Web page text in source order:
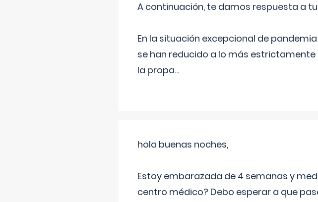
A continuación, te damos respuesta a
En la situación excepcional de
se han reducido a lo más
la propa...
hola buenas noches,
Estoy embarazada de 4 semanas y
centro médico? Debo esperar a que